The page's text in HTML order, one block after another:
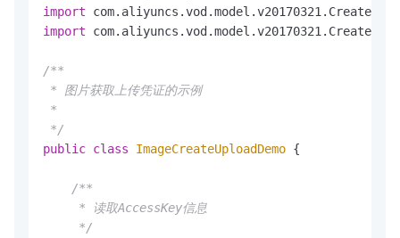
import
import
/**
* 图片获取上传凭证的示例
*
*/
public class ImageCreateUploadDemo {
/**
     * 读取AccessKey信息
     */